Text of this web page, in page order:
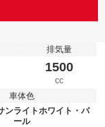
排気量
1500
cc
車体色
ンライトホワイト・パ
ール